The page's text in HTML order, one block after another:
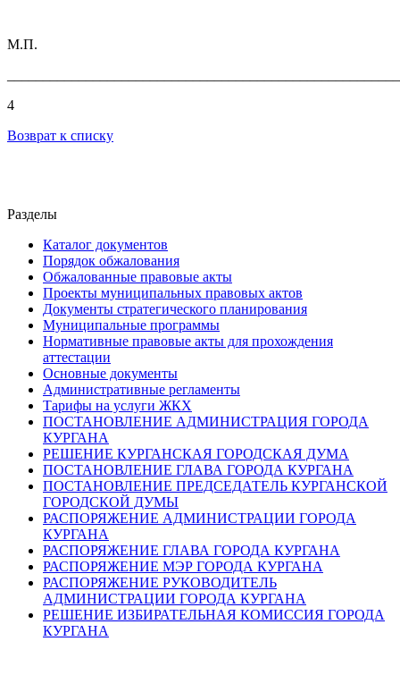
М.П.
4
Возврат к списку
Разделы
Каталог документов
Порядок обжалования
Обжалованные правовые акты
Проекты муниципальных правовых актов
Документы стратегического планирования
Муниципальные программы
Нормативные правовые акты для прохождения
аттестации
Основные документы
Административные регламенты
Тарифы на услуги ЖКХ
ПОСТАНОВЛЕНИЕ АДМИНИСТРАЦИЯ ГОРОДА
КУРГАНА
РЕШЕНИЕ КУРГАНСКАЯ ГОРОДСКАЯ ДУМА
ПОСТАНОВЛЕНИЕ ГЛАВА ГОРОДА КУРГАНА
ПОСТАНОВЛЕНИЕ ПРЕДСЕДАТЕЛЬ КУРГАНСКОЙ
ГОРОДСКОЙ ДУМЫ
РАСПОРЯЖЕНИЕ АДМИНИСТРАЦИИ ГОРОДА
КУРГАНА
РАСПОРЯЖЕНИЕ ГЛАВА ГОРОДА КУРГАНА
РАСПОРЯЖЕНИЕ МЭР ГОРОДА КУРГАНА
РАСПОРЯЖЕНИЕ РУКОВОДИТЕЛЬ
АДМИНИСТРАЦИИ ГОРОДА КУРГАНА
РЕШЕНИЕ ИЗБИРАТЕЛЬНАЯ КОМИССИЯ ГОРОДА
КУРГАНА